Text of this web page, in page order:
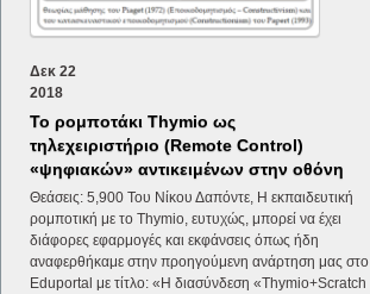
Δεκ 22
2018
Το ρομποτάκι Thymio ως
τηλεχειριστήριο (Remote Control)
«ψηφιακών» αντικειμένων στην οθόνη
Θεάσεις: 5,900 Του Νίκου Δαπόντε, Η εκπαιδευτική
ρομποτική με το Thymio, ευτυχώς, μπορεί να έχει
διάφορες εφαρμογές και εκφάνσεις όπως ήδη
αναφερθήκαμε στην προηγούμενη ανάρτηση μας στο
Eduportal με τίτλο: «Η διασύνδεση «Thymio+Scratch